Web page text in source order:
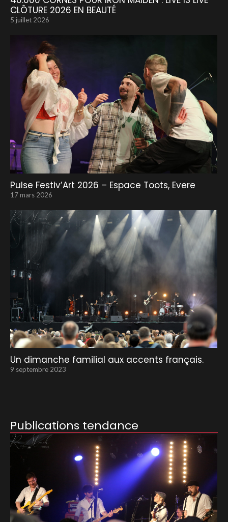
CLÔTURE 2026 EN BEAUTÉ
5 juillet 2026
Pulse Festiv’Art 2026 – Espace Toots, Evere
17 mars 2026
Un dimanche familial aux accents français.
9 septembre 2023
Publications tendance